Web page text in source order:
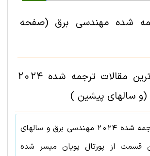
شده مهندسی برق (صفحه
دانلود جدیدترین مقالات ترجمه شده 2024
سالهای پیشین )
شده 2024 مهندسی برق و سالهای
قسمت از پورتال پویان میسر شده